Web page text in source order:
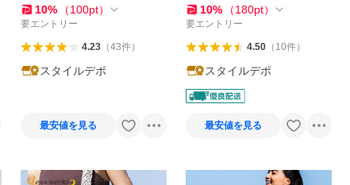
10% （100pt）
要エントリー
4.23（43件）
スタイルデポ
最安値を見る
送料別
10% （180pt）
要エントリー
4.50（ 10件）
スタイルデポ
最安値を見る